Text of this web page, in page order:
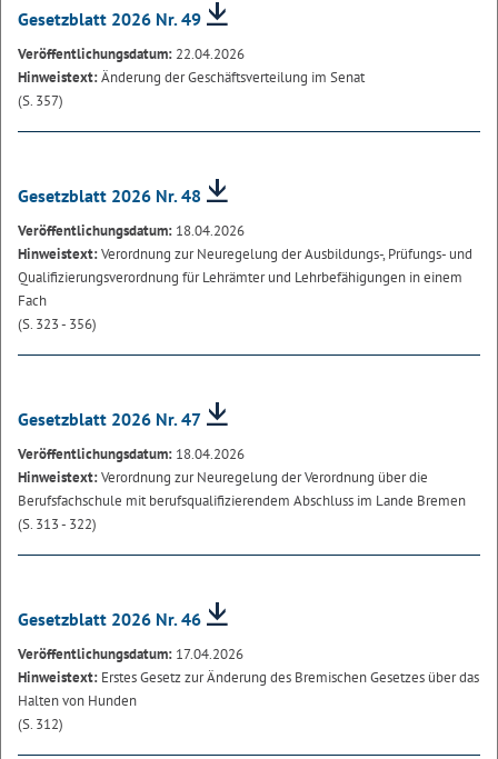
Gesetzblatt 2026 Nr. 49
Veröffentlichungsdatum: 22.04.2026
Hinweistext:Änderung der Geschäftsverteilung im Senat
(S. 357)
Gesetzblatt 2026 Nr. 48
Veröffentlichungsdatum: 18.04.2026
Hinweistext:Verordnung zur Neuregelung der Ausbildungs-, Prüfungs- und
Qualifizierungsverordnung für Lehrämter und Lehrbefähigungen in einem
Fach
(S. 323 - 356)
Gesetzblatt 2026 Nr. 47
Veröffentlichungsdatum: 18.04.2026
Hinweistext:Verordnung zur Neuregelung der Verordnung über die
Berufsfachschule mit berufsqualifizierendem Abschluss im Lande Bremen
(S. 313 - 322)
Gesetzblatt 2026 Nr. 46
Veröffentlichungsdatum: 17.04.2026
Hinweistext: Erstes Gesetz zur Änderung des Bremischen Gesetzes über das
Halten von Hunden
(S. 312)